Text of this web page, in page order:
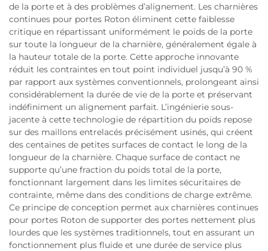
de la porte et à des problèmes d’alignement. Les charnières
continues pour portes Roton éliminent cette faiblesse
critique en répartissant uniformément le poids de la porte
sur toute la longueur de la charnière, généralement égale à
la hauteur totale de la porte. Cette approche innovante
réduit les contraintes en tout point individuel jusqu’à 90 %
par rapport aux systèmes conventionnels, prolongeant ainsi
considérablement la durée de vie de la porte et préservant
indéfiniment un alignement parfait. L’ingénierie sous-
jacente à cette technologie de répartition du poids repose
sur des maillons entrelacés précisément usinés, qui créent
des centaines de petites surfaces de contact le long de la
longueur de la charnière. Chaque surface de contact ne
supporte qu’une fraction du poids total de la porte,
fonctionnant largement dans les limites sécuritaires de
contrainte, même dans des conditions de charge extrême.
Ce principe de conception permet aux charnières continues
pour portes Roton de supporter des portes nettement plus
lourdes que les systèmes traditionnels, tout en assurant un
fonctionnement plus fluide et une durée de service plus